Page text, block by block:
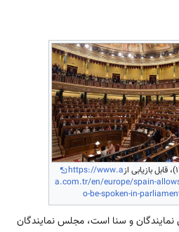
https://www.a
a.com.tr/en/europe/spain-
o-be-spoken-in-
و سنا است، مجلس نمایندگان